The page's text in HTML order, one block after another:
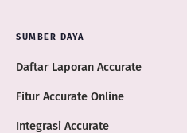
SUMBER DAYA
Daftar Laporan Accurate
Fitur Accurate Online
Integrasi Accurate